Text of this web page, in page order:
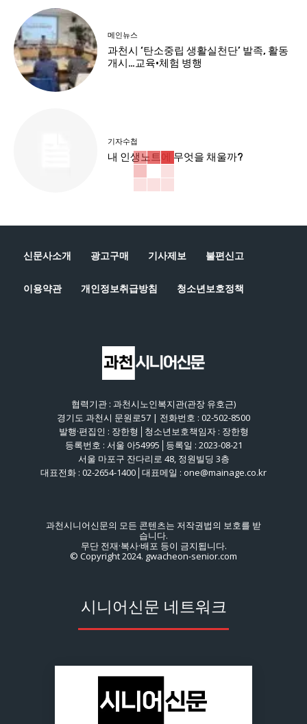
메인뉴스
과천시 ‘탄소중립 생활실천단’ 발족, 활동
개시…교육·체험 병행
기자수첩
내 인생노트에 무엇을 채울까?